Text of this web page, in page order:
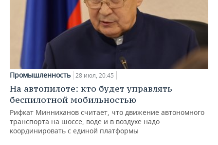
Промышленность 28 июл, 20:45
На автопилоте: кто будет управлять
беспилотной мобильностью
Рифкат Минниханов считает, что движение автономного
транспорта на шоссе, воде и в воздухе надо
координировать с единой платформы